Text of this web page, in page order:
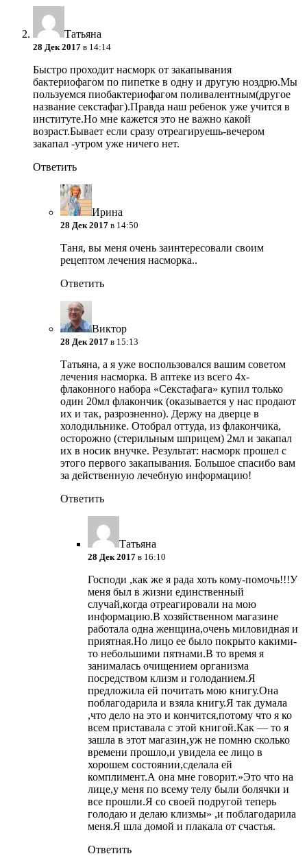
Татьяна
28 Дек 2017 в 14:14
Быстро проходит насморк от закапывания
бактериофагом по пипетке в одну и другую ноздрю.Мы
пользуемся пиобактериофагом поливалентным(другое
название секстафаг).Правда наш ребенок уже учится в
институте.Но мне кажется это не важно какой
возраст.Бывает если сразу отреагируешь-вечером
закапал -утром уже ничего нет.
Ответить
Ирина
28 Дек 2017 в 14:50
Таня, вы меня очень заинтересовали своим
рецептом лечения насморка..
Ответить
Виктор
28 Дек 2017 в 15:13
Татьяна, а я уже воспользовался вашим советом
лечения насморка. В аптеке из всего 4х-
флаконного набора «Секстафага» купил только
один 20мл флакончик (оказывается у нас продают
их и так, разрозненно). Держу на дверце в
холодильнике. Отобрал оттуда, из флакончика,
осторожно (стерильным шприцем) 2мл и закапал
их в носик внучке. Результат: насморк прошел с
этого первого закапывания. Большое спасибо вам
за действенную лечебную информацию!
Ответить
Татьяна
28 Дек 2017 в 16:10
Господи ,как же я рада хоть кому-помочь!!!У
меня был в жизни единственный
случай,когда отреагировали на мою
информацию.В хозяйственном магазине
работала одна женщина,очень миловидная и
приятная.Но лицо ее было покрыто какими-
то небольшими пятнами.В то время я
занималась очищением организма
посредством клизм и голоданием.Я
предложила ей почитать мою книгу.Она
поблагодарила и взяла книгу.Я так думала
,что дело на это и кончится,потому что я ко
всем приставала с этой книгой.Как — то я
зашла в этот магазин,уж не помню сколько
времени прошло,и увидела ее лицо в
хорошем состоянии,сделала ей
комплимент.А она мне говорит.»Это что на
лице,у меня по всему телу были болячки и
все прошли.Я со своей подругой теперь
голодаю и делаю клизмы» ,и поблагодарила
меня.Я шла домой и плакала от счастья.
Ответить